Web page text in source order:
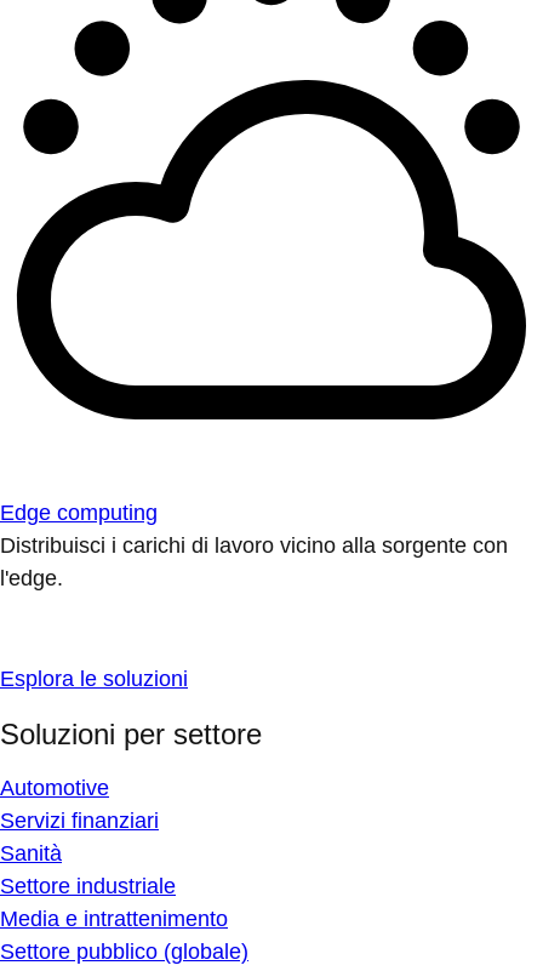
Edge computing
Distribuisci i carichi di lavoro vicino alla sorgente con
l'edge.
Esplora le soluzioni
Soluzioni per settore
Automotive
Servizi finanziari
Sanità
Settore industriale
Media e intrattenimento
Settore pubblico (globale)